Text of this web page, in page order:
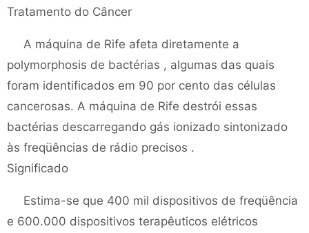
Tratamento do Câncer
A máquina de Rife afeta diretamente a
polymorphosis de bactérias , algumas das quais
foram identificados em 90 por cento das células
cancerosas. A máquina de Rife destrói essas
bactérias descarregando gás ionizado sintonizado
às freqüências de rádio precisos .
Significado
Estima-se que 400 mil dispositivos de freqüência
e 600.000 dispositivos terapêuticos elétricos